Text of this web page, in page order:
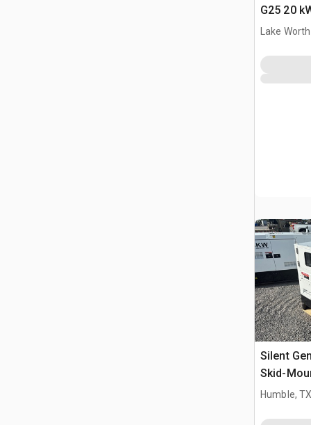
G25 20
Lake
Silent
Skid-
(Unused)
Humble,